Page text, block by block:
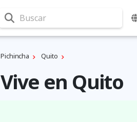
Buscar
Pichincha Quito
Vive en Quito